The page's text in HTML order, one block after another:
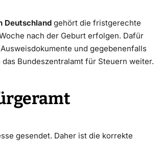
Deutschland gehört die fristgerechte
nach der Geburt erfolgen. Dafür
und gegebenenfalls
Bundeszentralamt für Steuern weiter.
gesendet. Daher ist die korrekte